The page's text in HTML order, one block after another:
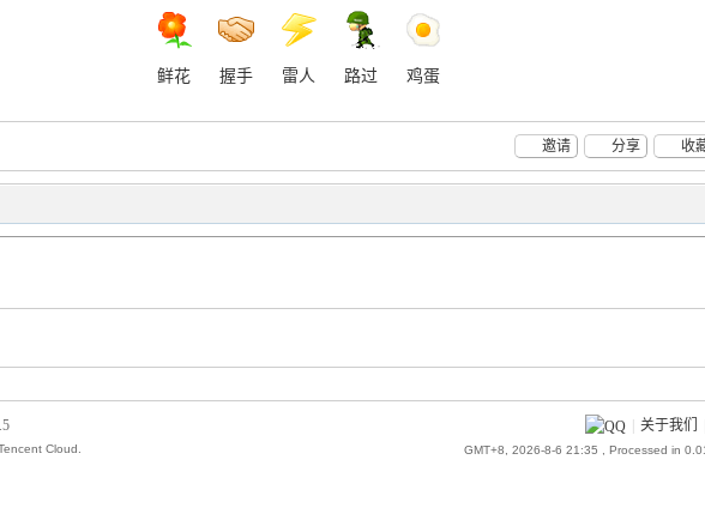
鲜花 握手 雷人 路过 鸡蛋
收
分享
邀请
关于我们
GMT+8, 2026-8-6 21:35 , Processed in
Cloud.